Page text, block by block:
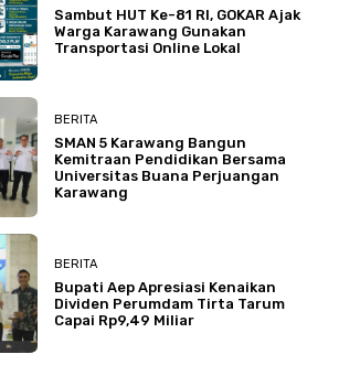
Sambut HUT Ke-81 RI, GOKAR Ajak
Warga Karawang Gunakan
Transportasi Online Lokal
BERITA
SMAN 5 Karawang Bangun
Kemitraan Pendidikan Bersama
Universitas Buana Perjuangan
Karawang
BERITA
Bupati Aep Apresiasi Kenaikan
Dividen Perumdam Tirta Tarum
Capai Rp9,49 Miliar